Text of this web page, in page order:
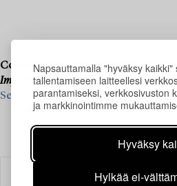
Napsauttamalla "hyväksy
tallentamiseen laitteellesi
parantamiseksi, verkkosivuston
ja markkinointimme
Hyväksy
Hylkää ei-
Consignment is now open for our
Important Winter Sale , on 11–13
See what we are looking for and